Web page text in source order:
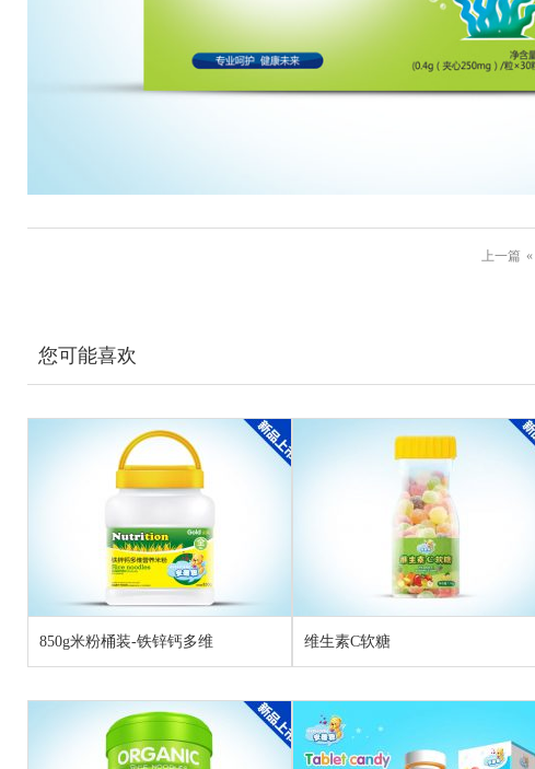
上一篇 «
您可能喜欢
850g米粉桶装-铁锌钙多维 维生素C软糖